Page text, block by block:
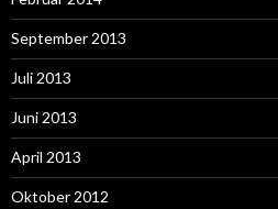
September 2013
Juli 2013
Juni 2013
April 2013
Oktober 2012